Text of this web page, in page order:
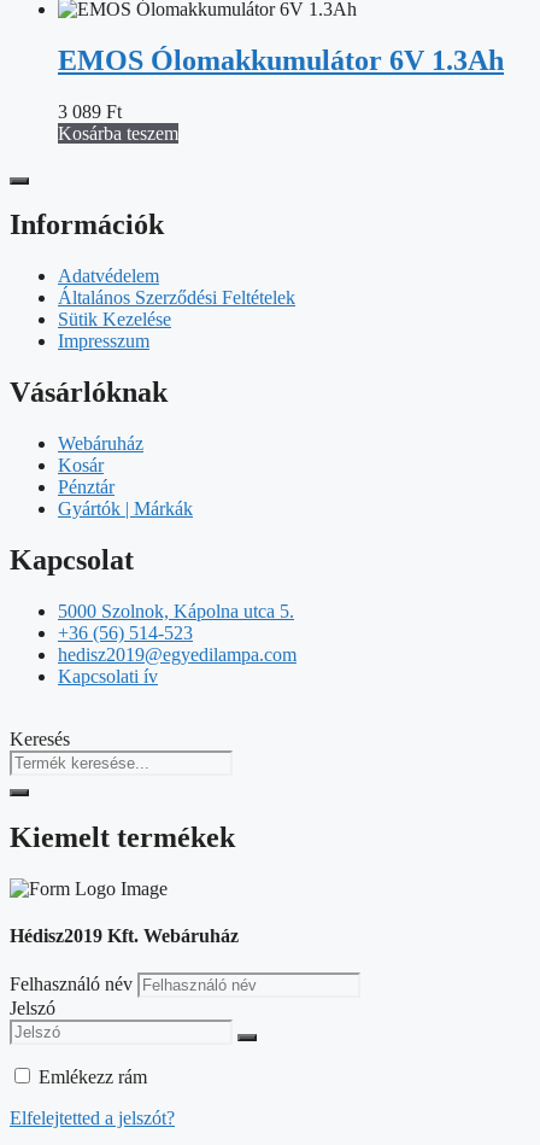
EMOS Ólomakkumulátor 6V 1.3Ah
3 089 Ft
Kosárba teszem
Információk
Adatvédelem
Általános Szerződési Feltételek
Sütik Kezelése
Impresszum
Vásárlóknak
Webáruház
Kosár
Pénztár
Gyártók | Márkák
Kapcsolat
5000 Szolnok, Kápolna utca 5.
+36 (56) 514-523
hedisz2019@egyedilampa.com
Kapcsolati ív
Keresés
Kiemelt termékek
Hédisz2019 Kft. Webáruház
Felhasználó név
Jelszó
Emlékezz rám
Elfelejtetted a jelszót?